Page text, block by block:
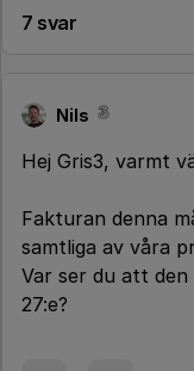
7 svar
Nils
Hej Gris3, varmt
Fakturan denna
samtliga av våra
Var ser du att
27:e?